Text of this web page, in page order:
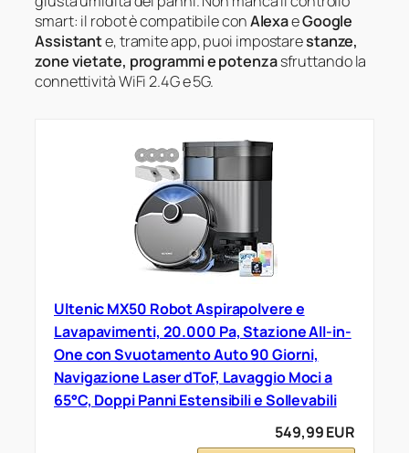
smart: il robot è compatibile conAlexaeGoogle
Assistante, tramite app, puoi impostarestanze,
zone vietate, programmi e potenzasfruttando la
connettività WiFi 2.4G e 5G.
Ultenic MX50 Robot Aspirapolvere e
Lavapavimenti, 20.000 Pa, Stazione All-in-
One con Svuotamento Auto 90 Giorni,
Navigazione Laser dToF, Lavaggio Moci a
65°C, Doppi Panni Estensibili e Sollevabili
549,99 EUR